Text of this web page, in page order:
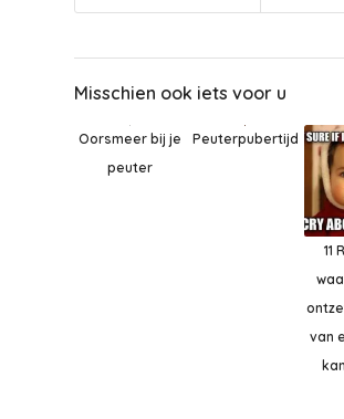
Misschien ook iets voor u
Oorsmeer bij je
peuter
Peuterpubertijd
11
van